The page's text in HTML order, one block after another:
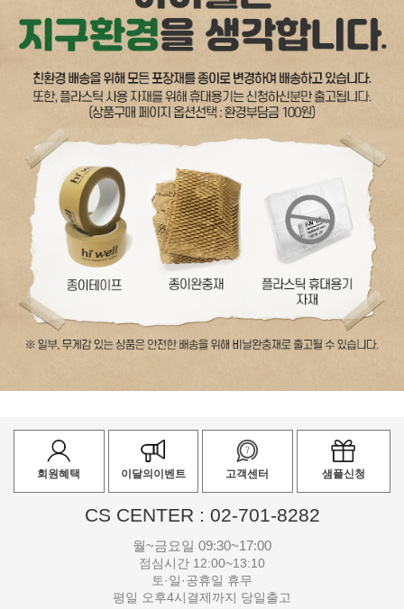
회원혜택 이달의이벤트 고객센터 샘플신청
CS CENTER : 02-701-8282
월~금요일 09:30~17:00
점심시간 12:00~13:10
토·일·공휴일 휴무
평일 오후4시결제까지 당일출고